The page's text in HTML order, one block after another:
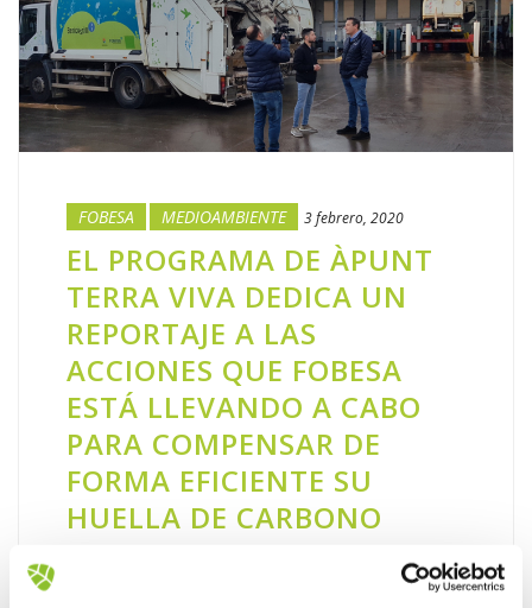
FOBESA MEDIOAMBIENTE 3 febrero, 2020
EL PROGRAMA DE ÀPUNT
TERRA VIVA DEDICA UN
REPORTAJE A LAS
ACCIONES QUE FOBESA
ESTÁ LLEVANDO A CABO
PARA COMPENSAR DE
FORMA EFICIENTE SU
HUELLA DE CARBONO
Un equipo del programa de televisión ‘Terra
Viva’, que se emite a diario por la cadena